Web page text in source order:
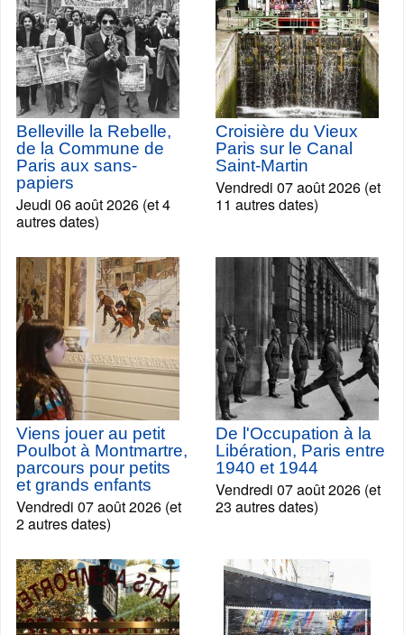
Belleville la Rebelle,
de la Commune de
Paris aux sans-
papiers
Jeudi 06 août 2026 (et 4
autres dates)
Croisière du Vieux
Paris sur le Canal
Saint-Martin
Vendredi 07 août 2026 (et
11 autres dates)
Viens jouer au petit
Poulbot à Montmartre,
parcours pour petits
et grands enfants
Vendredi 07 août 2026 (et
2 autres dates)
De l'Occupation à la
Libération, Paris entre
1940 et 1944
Vendredi 07 août 2026 (et
23 autres dates)